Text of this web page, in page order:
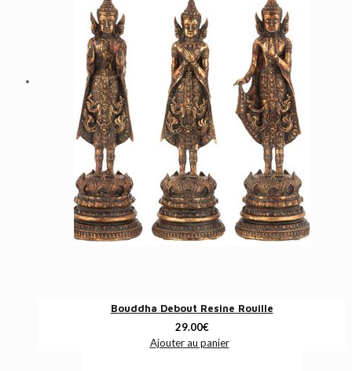
Bouddha Debout Resine Rouille
29.00€
Ajouter au panier